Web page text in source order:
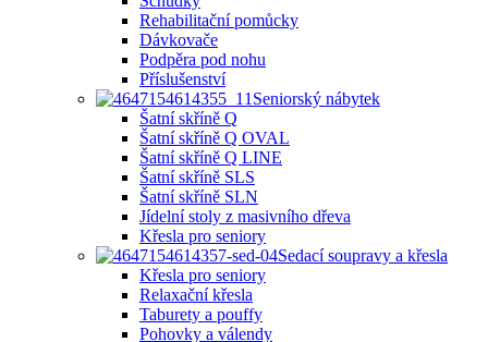
Rehabilitační pomůcky
Dávkovače
Podpěra pod nohu
Příslušenství
Seniorský nábytek
Šatní skříně Q
Šatní skříně Q OVAL
Šatní skříně Q LINE
Šatní skříně SLS
Šatní skříně SLN
Jídelní stoly z masivního dřeva
Křesla pro seniory
Sedací soupravy a křesla
Křesla pro seniory
Relaxační křesla
Taburety a pouffy
Pohovky a válendy